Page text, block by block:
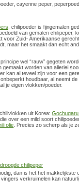
cayenne peper,
, chilipoeder is fijngemalen
van gemalen chilipeper,
voor Zuid- Amerikaanse
maar het smaakt dan echt
wel “rauw” gegeten
worden van allerlei
kan al teveel zijn voor een
houdbaar, al neemt
je eigen vlokken/poeder.
uit Korea: Gochugaru
over een mild soort
olie . Precies zo scherp als je
dan is het het makkelijkste
verkruimelen kan